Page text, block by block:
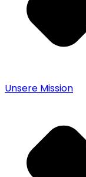
Unsere Mission